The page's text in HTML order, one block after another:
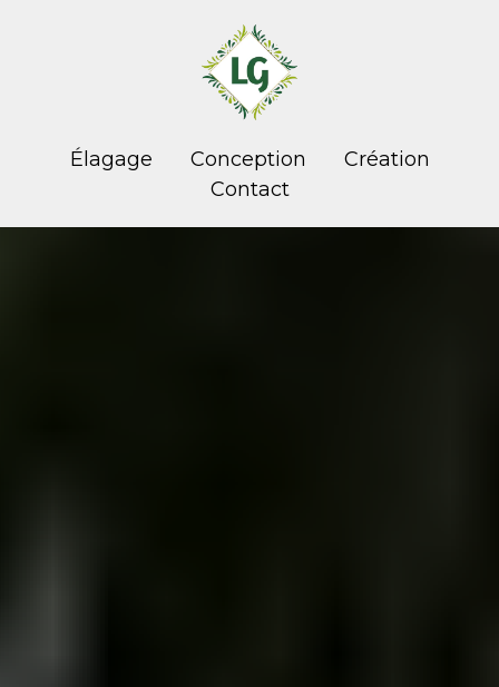
Élagage Conception
Création
Contact